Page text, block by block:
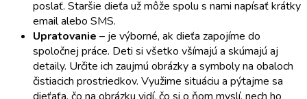
poslať. Staršie dieťa už môže spolu s nami napísať krátky
email alebo SMS.
Upratovanie – je výborné, ak dieťa zapojíme do
spoločnej práce. Deti si všetko všímajú a skúmajú aj
detaily. Určite ich zaujmú obrázky a symboly na obaloch
čistiacich prostriedkov. Využime situáciu a pýtajme sa